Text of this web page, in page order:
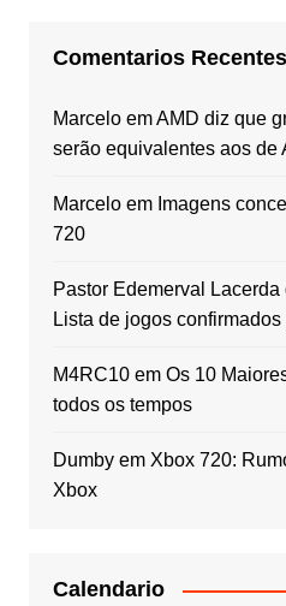
Comentarios Recentes
MarceloemAMD diz que
serão equivalentes aos de
Marceloem Imagens
720
Pastor Edemerval
Lista de jogos
M4RC10em Os 10
todos os tempos
Dumbyem Xbox 720:
Xbox
Calendario